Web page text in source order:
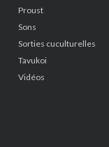
Proust
Sons
Sorties cuculturelles
Tavukoi
Vidéos